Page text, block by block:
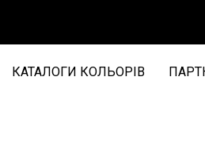
КАТАЛОГИ КОЛЬОРІВ